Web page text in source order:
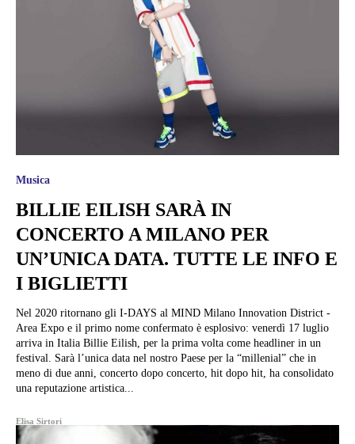
Musica
BILLIE EILISH SARÀ IN
CONCERTO A MILANO PER
UN’UNICA DATA. TUTTE LE INFO E
I BIGLIETTI
Nel 2020 ritornano gli I-DAYS al MIND Milano Innovation District -
Area Expo e il primo nome confermato è esplosivo: venerdì 17 luglio
arriva in Italia Billie Eilish, per la prima volta come headliner in un
festival. Sarà l’unica data nel nostro Paese per la “millenial” che in
meno di due anni, concerto dopo concerto, hit dopo hit, ha consolidato
una reputazione artistica...
Elisa Sirtori